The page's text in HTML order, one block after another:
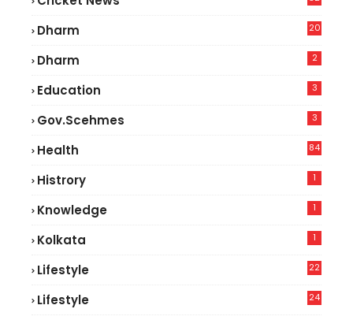
Dharm 20
Dharm 2
Education 3
Gov.scehmes 3
Health
84
Histrory 1
Knowledge 1
Kolkata 1
Lifestyle
22
Lifestyle
24